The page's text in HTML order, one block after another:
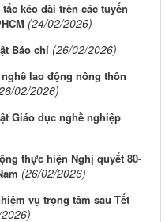
kéo dài trên các tuyến
(24/02/2026)
Báo chí (26/02/2026)
lao động nông thôn
02/2026)
Giáo dục nghề nghiệp
thực hiện Nghị quyết 80-
(26/02/2026)
vụ trọng tâm sau Tết